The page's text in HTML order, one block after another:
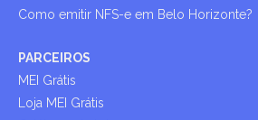
Como emitir NFS-e em Belo Horizonte?
PARCEIROS
MEI Grátis
Loja MEI Grátis